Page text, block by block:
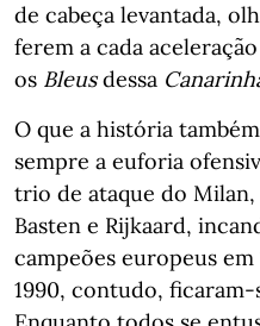
de cabeça levantada,
ferem a cada
os Bleusdessa
O que a história
sempre a euforia
trio de ataque do
Basten e Rijkaard,
campeões europeus
1990, contudo,